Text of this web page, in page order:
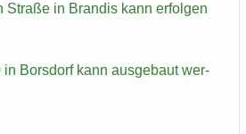
Stra­ße in Bran­dis kann er­fol­gen
in Bors­dorf kann aus­ge­baut wer­